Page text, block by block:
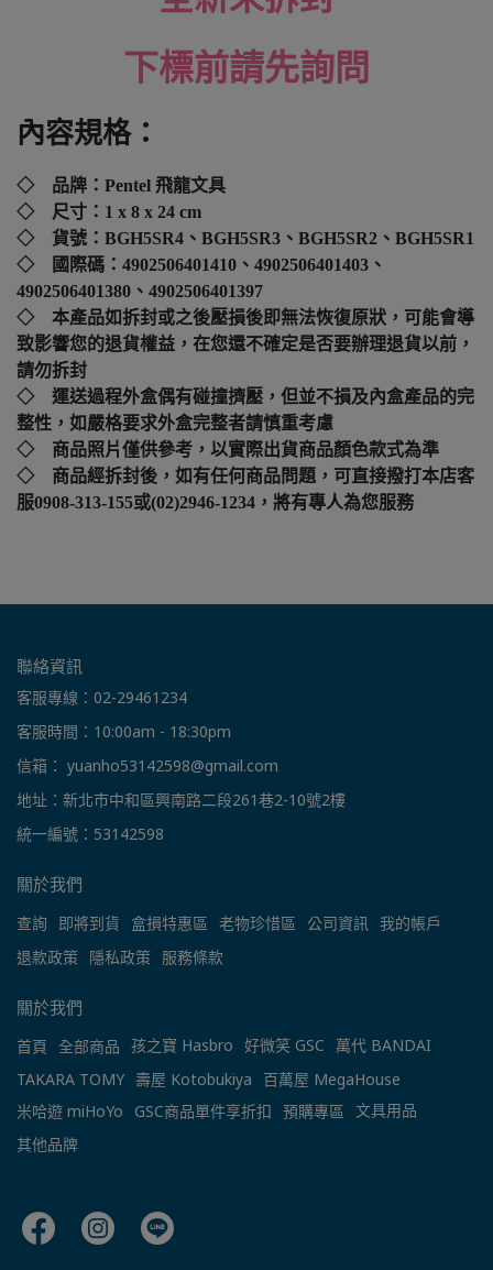
下標前請先詢問
內容規格：
◇ 品牌： Pentel 飛龍文具
◇ 尺寸：1 x 8 x 24 cm
◇ 貨號： BGH5SR4、 BGH5SR3 、 BGH5SR2 、 BGH5SR1
◇ 國際碼： 4902506401410 、4902506401403、
4902506401380、4902506401397
◇ 本產品如拆封或之後壓損後即無法恢復原狀，可能會導
致影響您的退貨權益，在您還不確定是否要辦理退貨以前，
請勿拆封
◇ 運送過程外盒偶有碰撞擠壓，但並不損及內盒產品的完
整性，如嚴格要求外盒完整者請慎重考慮
◇ 商品照片僅供參考，以實際出貨商品顏色款式為準
◇ 商品經拆封後，如有任何商品問題，可直接撥打本店客
服0908-313-155或(02)2946-1234，將有專人為您服務
聯絡資訊
客服專線：02-29461234
客服時間：10:00am - 18:30pm
信箱： yuanho53142598@gmail.com
地址：新北市中和區興南路二段261巷2-10號2樓
統一編號：53142598
關於我們
查詢 即將到貨 盒損特惠區 老物珍惜區 公司資訊 我的帳戶
退款政策 隱私政策 服務條款
關於我們
首頁 全部商品 孩之寶 Hasbro 好微笑 GSC
萬代 BANDAI
TAKARA TOMY 壽屋 Kotobukiya
百萬屋 MegaHouse
米哈遊 miHoYo GSC商品單件享折扣 預購專區 文具用品
其他品牌